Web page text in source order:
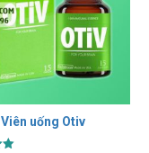
Viên uống Otiv